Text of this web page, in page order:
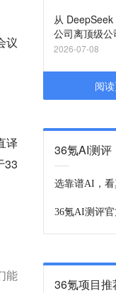
议
译
33
能
从
公司离顶级公
2026-07-08
阅
36氪AI测评
选靠谱AI，看
36氪AI测评
36氪项目推